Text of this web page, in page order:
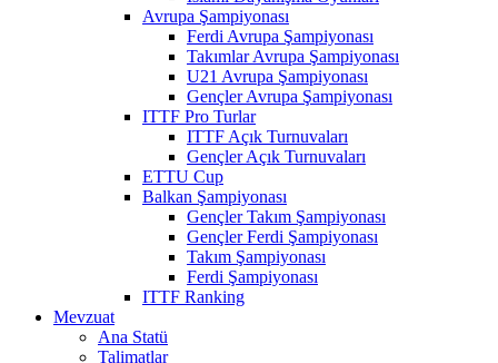
Avrupa Şampiyonası
Ferdi Avrupa Şampiyonası
Takımlar Avrupa Şampiyonası
U21 Avrupa Şampiyonası
Gençler Avrupa Şampiyonası
ITTF Pro Turlar
ITTF Açık Turnuvaları
Gençler Açık Turnuvaları
ETTU Cup
Balkan Şampiyonası
Gençler Takım Şampiyonası
Gençler Ferdi Şampiyonası
Takım Şampiyonası
Ferdi Şampiyonası
ITTF Ranking
Mevzuat
Ana Statü
Talimatlar